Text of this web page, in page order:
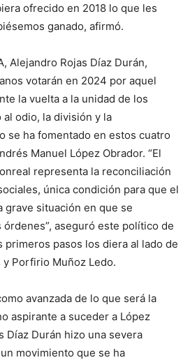
ofrecido en 2018 lo que les
ganado, afirmó.
Alejandro Rojas Díaz Durán,
votarán en 2024 por aquel
la vuelta a la unidad de los
odio, la división y la
se ha fomentado en estos cuatro
Manuel López Obrador. “El
representa la reconciliación
única condición para que el
grave situación en que se
aseguró este político de
primeros pasos los diera al lado de
y Porfirio Muñoz Ledo.
avanzada de lo que será la
aspirante a suceder a López
Díaz Durán hizo una severa
movimiento que se ha